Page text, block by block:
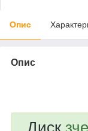
Опис
Опис
Диск